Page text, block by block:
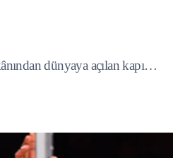
dünyaya açılan kapı…